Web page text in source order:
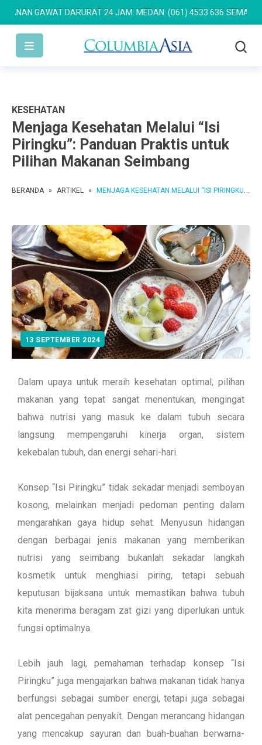
GAWAT DARURAT 24 JAM: MEDAN: (061) 4533 636 SEMARANG:
KESEHATAN
Menjaga Kesehatan Melalui “Isi
Piringku”: Panduan Praktis untuk
Pilihan Makanan Seimbang
BERANDA » ARTIKEL » MENJAGA KESEHATAN MELALUI “ISI PIRINGKU”: PANDUAN PRAKTIS UNTUK PILIHAN MAKANAN SEIMBANG
13 SEPTEMBER 2024
Dalam upaya untuk meraih kesehatan optimal, pilihan
makanan yang tepat sangat menentukan, mengingat
bahwa nutrisi yang masuk ke dalam tubuh secara
langsung mempengaruhi kinerja organ, sistem
kekebalan tubuh, dan energi sehari-hari.
Konsep “Isi Piringku” tidak sekadar menjadi semboyan
kosong, melainkan menjadi pedoman penting dalam
mengarahkan gaya hidup sehat. Menyusun hidangan
dengan berbagai jenis makanan yang memberikan
nutrisi yang seimbang bukanlah sekadar langkah
kosmetik untuk menghiasi piring, tetapi sebuah
keputusan bijaksana untuk memastikan bahwa tubuh
kita menerima beragam zat gizi yang diperlukan untuk
fungsi optimalnya.
Lebih jauh lagi, pemahaman terhadap konsep “Isi
Piringku” juga mengajarkan bahwa makanan tidak hanya
berfungsi sebagai sumber energi, tetapi juga sebagai
alat pencegahan penyakit. Dengan merancang hidangan
yang mencakup sayuran dan buah-buahan berwarna-